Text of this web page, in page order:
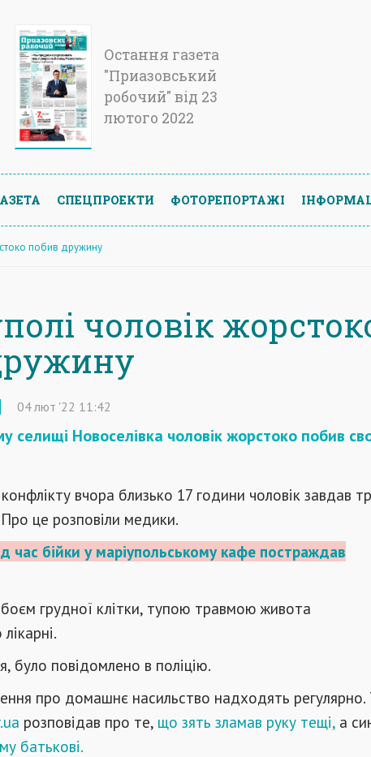
Остання газета
"Приазовський
робочий" від 23
лютого 2022
СПЕЦПРОЕКТИ ФОТОРЕПОРТАЖІ
побив дружину
чоловік
04лют '22 11:42
селищі Новоселівка чоловік жорстоко побив
вчора близько 17 години чоловік завдав
Про це розповіли медики.
час бійки у маріупольському кафе постраждав
грудної клітки, тупою травмою живота
було повідомлено в поліцію.
про домашнє насильство надходять регулярно.
розповідав про те, що зять зламав руку тещі, а
батькові.